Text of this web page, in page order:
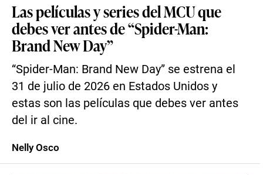
Las películas y series del MCU que
debes ver antes de “Spider-Man:
Brand New Day”
“Spider-Man: Brand New Day” se estrena el
31 de julio de 2026 en Estados Unidos y
estas son las películas que debes ver antes
del ir al cine.
Nelly Osco